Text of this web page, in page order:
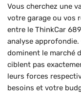
Vous cherchez une
votre garage ou vos
entre le ThinkCar
analyse
dominent le marché
ciblent pas
leurs forces
besoins et votre